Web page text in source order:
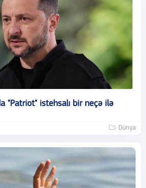
"Patriot" istehsalı bir neçə ilə
Dünya